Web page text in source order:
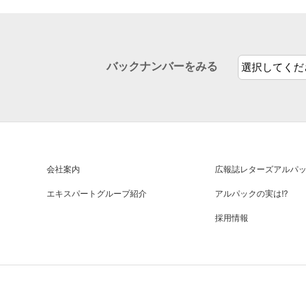
バックナンバーをみる
会社案内
エキスパートグループ紹介
広報誌レターズアルパ
アルパックの実は!?
採用情報